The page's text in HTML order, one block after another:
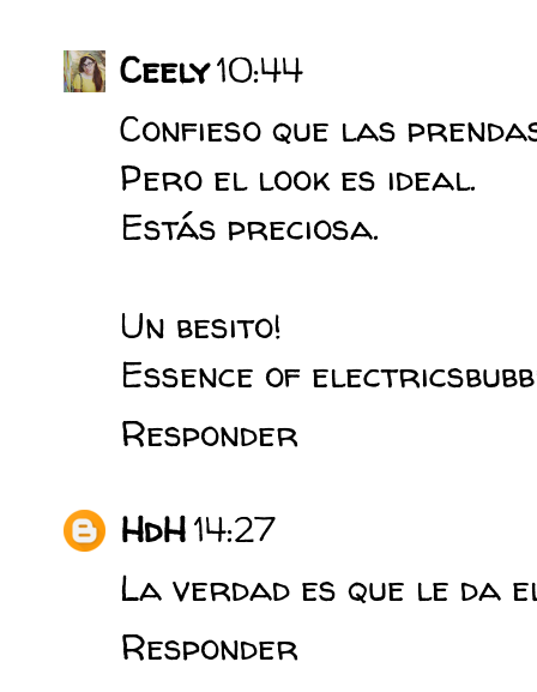
Ceely10:44
Confieso que las
Pero el look es ideal.
Estás preciosa.
Un besito!
Essence of
Responder
HdH14:27
La verdad es que le da
Responder